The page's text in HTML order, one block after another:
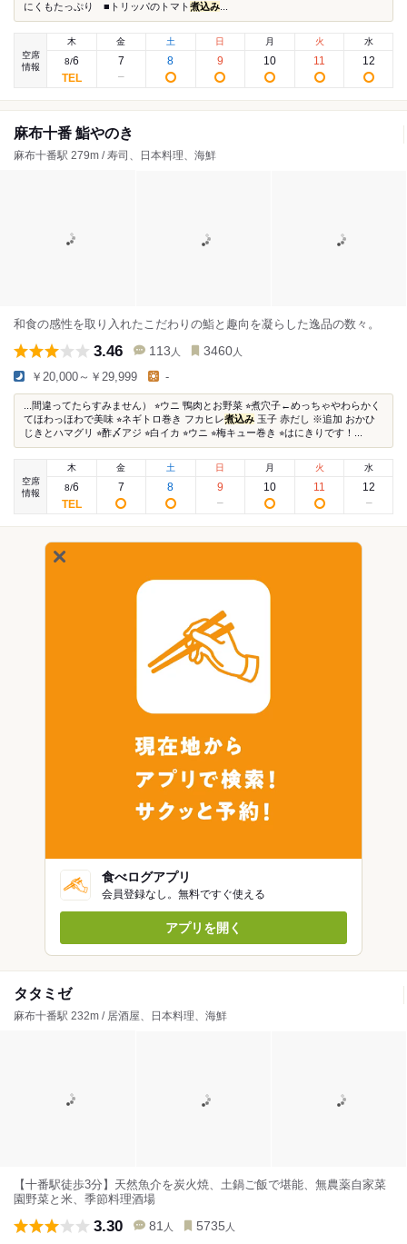
にくもたっぷり ■トリッパのトマト煮込み
空席
情報
木
8/6
金
7
土
8
日
9
月
10
火
11
水
12
麻布十番 鮨やのき
麻布十番駅 279m / 寿司、日本料理、海鮮
和食の感性を取り入れたこだわりの鮨と趣向を凝らした逸品の数々。
3.46 113 人 3460 人
￥20,000～￥29,999 -
...間違ってたらすみません） ⭐︎ウニ 鴨肉とお野菜 ⭐︎煮穴子←めっちゃやわらかく
てほわっほわで美味 ⭐︎ネギトロ巻き フカヒレ煮込み 玉子 赤だし ※追加 おかひ
じきとハマグリ ⭐︎酢〆アジ ⭐︎白イカ ⭐︎ウニ ⭐︎梅キュー巻き ⭐︎はにきりです！...
空席
情報
木
8/6
金
7
土
8
日
9
月
10
火
11
水
12
食べログアプリ
会員登録なし。無料ですぐ使える
アプリを開く
タタミゼ
麻布十番駅 232m / 居酒屋、日本料理、海鮮
【十番駅徒歩3分】天然魚介を炭火焼、土鍋ご飯で堪能、無農薬自家菜
園野菜と米、季節料理酒場
3.30 81 人 5735 人